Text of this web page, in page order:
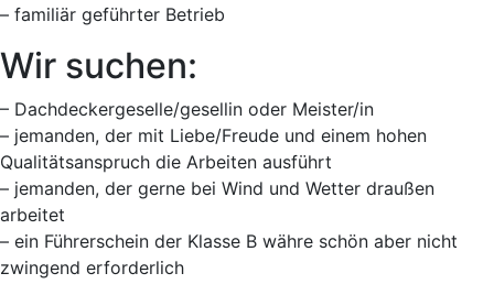
– familiär geführter Betrieb
Wir suchen:
– Dachdeckergeselle/gesellin oder Meister/in
– jemanden, der mit Liebe/Freude und einem hohen
Qualitätsanspruch die Arbeiten ausführt
– jemanden, der gerne bei Wind und Wetter draußen
arbeitet
– ein Führerschein der Klasse B währe schön aber nicht
zwingend erforderlich